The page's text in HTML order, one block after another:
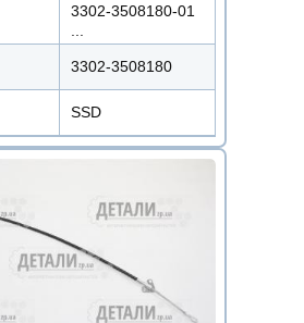
3302-3508180-01
3302-3508180
SSD